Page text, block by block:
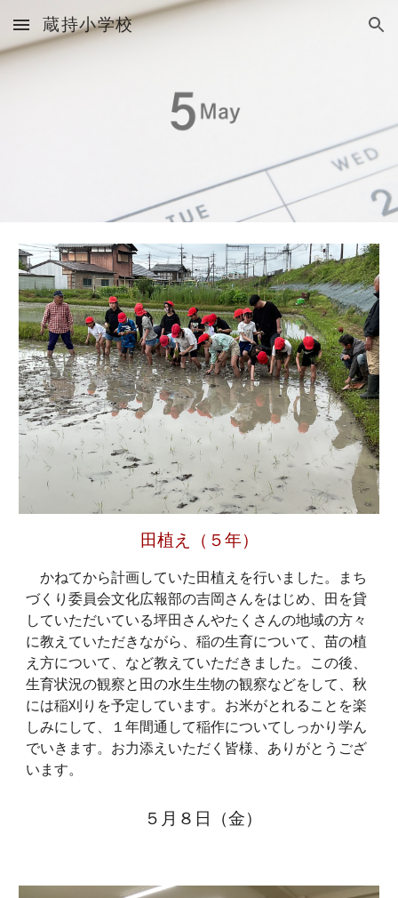
Skip to main content Skip to navigation
蔵持小学校
田植え（５年）
かねてから計画していた田植えを行いました。まち
づくり委員会文化広報部の吉岡さんをはじめ、田を貸
していただいている坪田さんやたくさんの地域の方々
に教えていただきながら、稲の生育について、苗の植
え方について、など教えていただきました。この後、
生育状況の観察と田の水生生物の観察などをして、秋
には稲刈りを予定しています。お米がとれることを楽
しみにして、１年間通して稲作についてしっかり学ん
でいきます。お力添えいただく皆様、ありがとうござ
います。
５月８日（金）